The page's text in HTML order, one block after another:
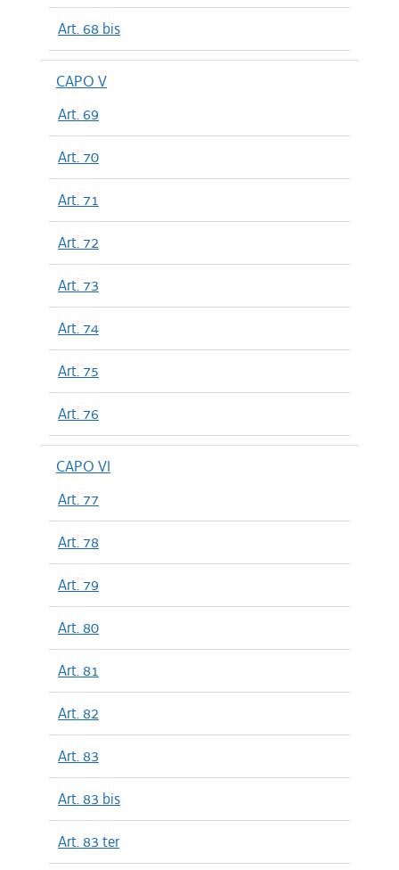
Art. 68 bis
CAPO V
Art. 69
Art. 70
Art. 71
Art. 72
Art. 73
Art. 74
Art. 75
Art. 76
CAPO VI
Art. 77
Art. 78
Art. 79
Art. 80
Art. 81
Art. 82
Art. 83
Art. 83 bis
Art. 83 ter